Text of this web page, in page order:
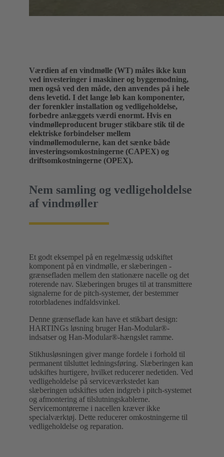
Værdien af en vindmølle (WT) måles ikke kun
ved investeringer i maskiner og byggemodning,
men også ved den måde, den anvendes på i hele
dens levetid. I det lange løb kan komponenter,
der forenkler installation og vedligeholdelse,
forbedre anlæggets værdi enormt. Hvis en
vindmølleproducent bruger stikbare stik til de
elektriske forbindelser mellem
vindmøllemodulerne, kan det sænke både
investeringsomkostningerne (CAPEX) og
driftsomkostningerne (OPEX).
Nem samling og vedligeholdelse
af vindmøller
Et godt eksempel på en regelmæssig udskiftet
komponent på en vindmølle, er slæberingen -
grænsefladen mellem den stationære nacelle og det
roterende nav. Slæberingen bruges til at transmittere
signalerne for de pitch-systemer, der bestemmer
rotorbladenes indfaldsvinkel.
Denne grænseflade kan have et stikbart design:
HARTINGs løsning bruger Han-Modular®-
indsatser og Han-Modular®-hængslet ramme.
Stikhusløsningen giver mange fordele i forhold til
permanent tilsluttet ledningsføring. Slæberingen kan
udskiftes hurtigere, hvilket reducerer nedetiden. Ved
vedligeholdelse på serviceværkstedet kan
slæberingen udskiftes uden indgreb i pitch-systemet
og afmontering af tilslutningskablerne.
Servicemontørerne i nacellen kræver ikke
specialværktøj. Dette reducerer omkostningerne til
vedligeholdelse og reparation.